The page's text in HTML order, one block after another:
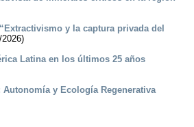
y la captura privada del
Latina en los últimos 25 años
Autonomía y Ecología Regenerativa